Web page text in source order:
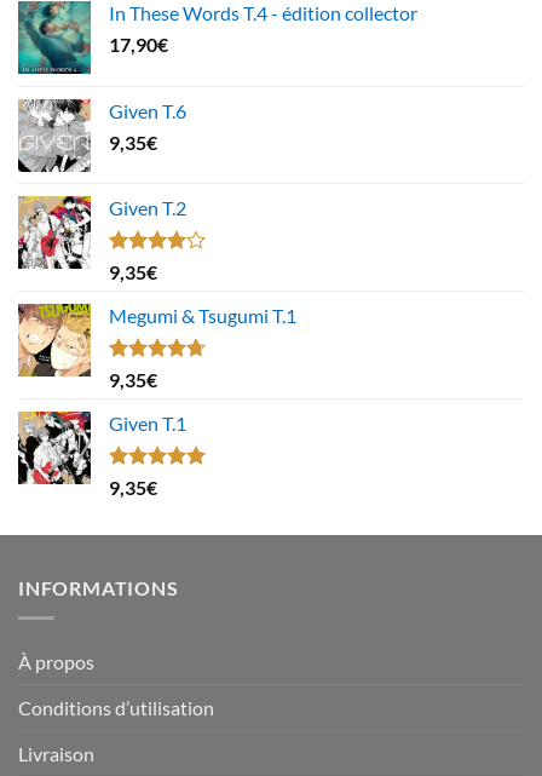
In These Words T.4 - édition collector
17,90€
Given T.6
9,35€
Given T.2
Note
4.00
5
9,35€
Megumi & Tsugumi T.1
Note4.67
sur 5
9,35€
Given T.1
Note5.00
sur 5
9,35€
INFORMATIONS
À propos
Conditions d’utilisation
Livraison